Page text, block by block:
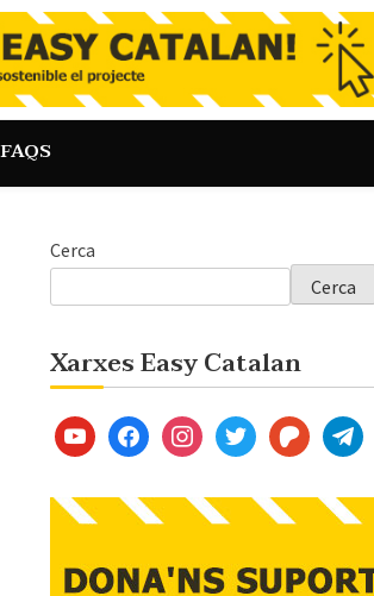
FAQS
Cerca
Cerca
Xarxes Easy Catalan
youtubefacebookinstagramtwitterpatreon